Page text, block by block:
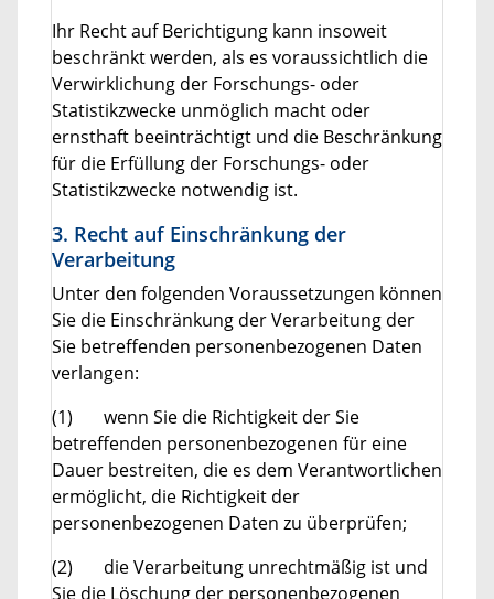
Ihr Recht auf Berichtigung kann insoweit
beschränkt werden, als es voraussichtlich die
Verwirklichung der Forschungs- oder
Statistikzwecke unmöglich macht oder
ernsthaft beeinträchtigt und die Beschränkung
für die Erfüllung der Forschungs- oder
Statistikzwecke notwendig ist.
3. Recht auf Einschränkung der
Verarbeitung
Unter den folgenden Voraussetzungen können
Sie die Einschränkung der Verarbeitung der
Sie betreffenden personenbezogenen Daten
verlangen:
(1) wenn Sie die Richtigkeit der Sie
betreffenden personenbezogenen für eine
Dauer bestreiten, die es dem Verantwortlichen
ermöglicht, die Richtigkeit der
personenbezogenen Daten zu überprüfen;
(2) die Verarbeitung unrechtmäßig ist und
Sie die Löschung der personenbezogenen